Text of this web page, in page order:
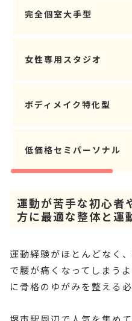
完全個室大手型
女性専用スタジオ
ボディメイク特化型
低価格セミパーソナル
運動が苦手な初心者
方に最適な整体と運
運動経験がほとんどなく
で腰が痛くなってしまう
に骨格のゆがみを整える